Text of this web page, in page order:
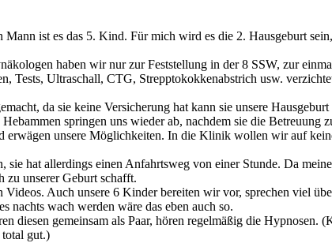
ist es das 5. Kind. Für mich wird es die 2. Hausgeburt
haben wir nur zur Feststellung in der 8 SSW, zur
Tests, Ultraschall, CTG, Strepptokokkenabstrich usw.
da sie keine Versicherung hat kann sie unsere
springen uns wieder ab, nachdem sie die Betreuung
erwägen unsere Möglichkeiten. In die Klinik wollen wir auf
hat allerdings einen Anfahrtsweg von einer Stunde. Da
zu unserer Geburt schafft.
Auch unsere 6 Kinder bereiten wir vor, sprechen viel
nachts wach werden wäre das eben auch so.
diesen gemeinsam als Paar, hören regelmäßig die Hypnosen.
gut.)